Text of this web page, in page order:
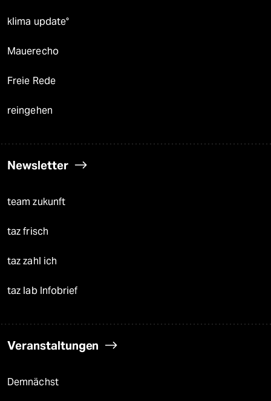
klima update°
Mauerecho
Freie Rede
reingehen
Newsletter
team zukunft
taz frisch
taz zahl ich
taz lab Infobrief
Veranstaltungen
Demnächst